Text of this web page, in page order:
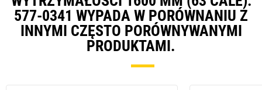
577-0341 WYPADA W PORÓWNANIU Z
INNYMI CZĘSTO PORÓWNYWANYMI
PRODUKTAMI.